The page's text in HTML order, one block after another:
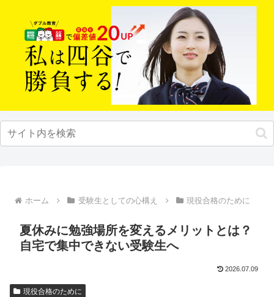
ホーム 受験生としての心構え 現役合格のために
夏休みに勉強場所を変えるメリットとは？
自宅で集中できない受験生へ
2026.07.09
現役合格のために